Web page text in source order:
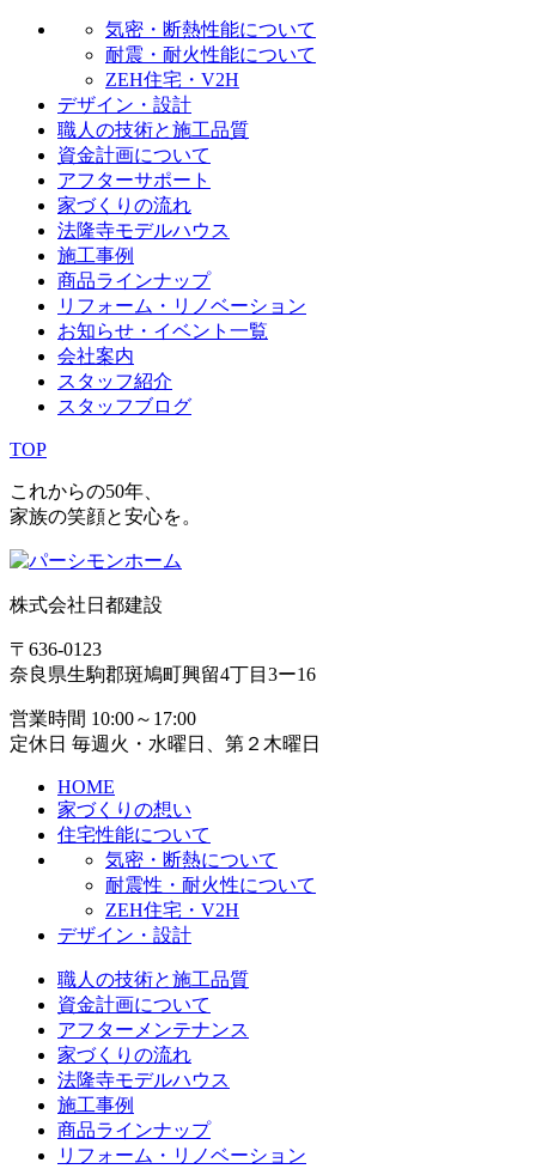
気密・断熱性能について
耐震・耐火性能について
ZEH住宅・V2H
デザイン・設計
職人の技術と施工品質
資金計画について
アフターサポート
家づくりの流れ
法隆寺モデルハウス
施工事例
商品ラインナップ
リフォーム・リノベーション
お知らせ・イベント一覧
会社案内
スタッフ紹介
スタッフブログ
TOP
これからの50年、
家族の笑顔と安心を。
株式会社日都建設
〒636-0123
奈良県生駒郡斑鳩町興留4丁目3ー16
営業時間 10:00～17:00
定休日 毎週火・水曜日、第２木曜日
HOME
家づくりの想い
住宅性能について
気密・断熱について
耐震性・耐火性について
ZEH住宅・V2H
デザイン・設計
職人の技術と施工品質
資金計画について
アフターメンテナンス
家づくりの流れ
法隆寺モデルハウス
施工事例
商品ラインナップ
リフォーム・リノベーション